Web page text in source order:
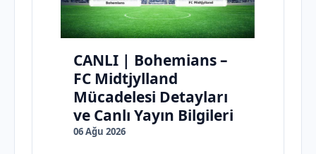
CANLI | Bohemians –
FC Midtjylland
Mücadelesi Detayları
ve Canlı Yayın Bilgileri
06 Ağu 2026